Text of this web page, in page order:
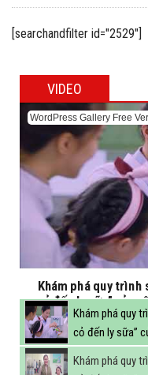
[searchandfilter id="2529"]
VIDEO
WordPress Gallery Free
Khám phá quy trình
cỏ đến ly sữa” của
Khám phá quy
cỏ đến ly sữa”
Khám phá quy